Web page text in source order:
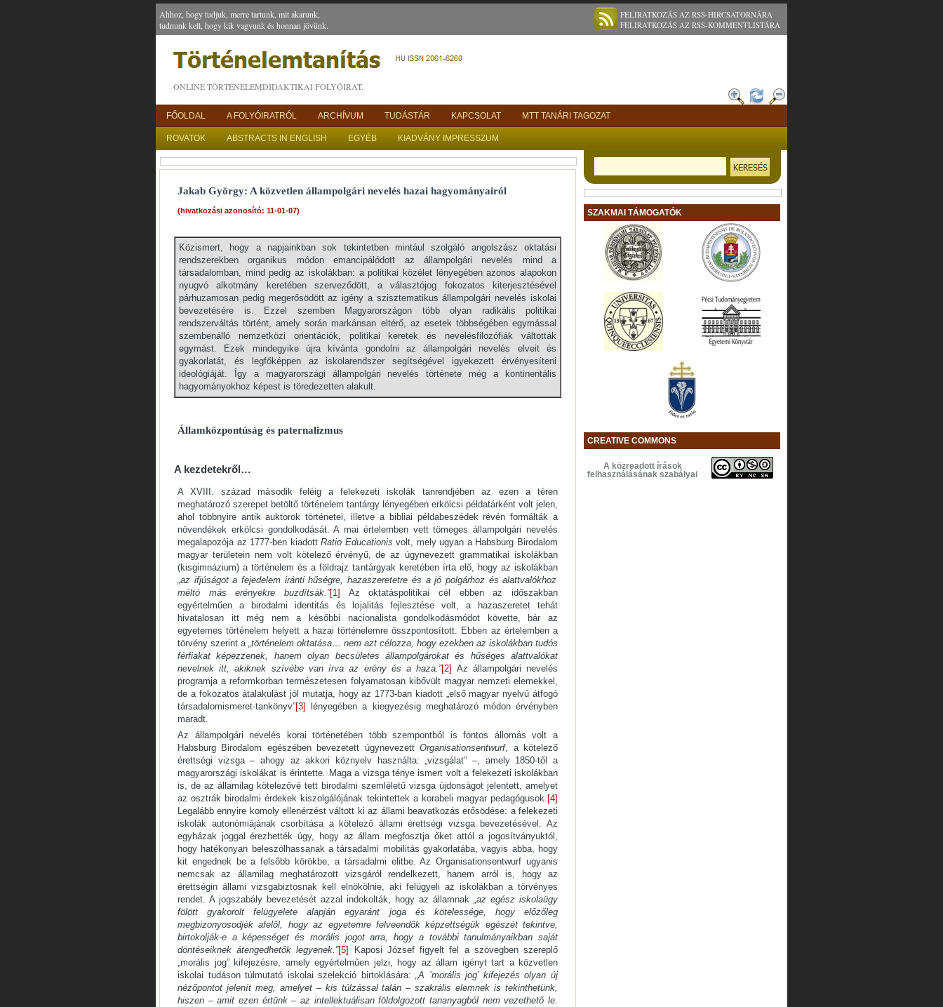
Ahhoz, hogy tudjuk, merre tartunk, mit akarunk,
tudnunk kell, hogy kik vagyunk és honnan jövünk.
FELIRATKOZÁS AZ RSS-HIRCSATORNÁRA
FELIRATKOZÁS AZ RSS-KOMMENTLISTÁRA
ONLINE TÖRTÉNELEMDIDAKTIKAI FOLYÓIRAT.
FŐOLDAL A FOLYÓIRATRÓL ARCHÍVUM TUDÁSTÁR KAPCSOLAT MTT TANÁRI TAGOZAT
ROVATOK ABSTRACTS IN ENGLISH EGYÉB KIADVÁNY IMPRESSZUM
Jakab György: A közvetlen állampolgári nevelés hazai hagyományairól
(hivatkozási azonosító: 11-01-07)
Közismert, hogy a napjainkban sok tekintetben mintául szolgáló angolszász oktatási
rendszerekben organikus módon emancipálódott az állampolgári nevelés mind a
társadalomban, mind pedig az iskolákban: a politikai közélet lényegében azonos alapokon
nyugvó alkotmány keretében szerveződött, a választójog fokozatos kiterjesztésével
párhuzamosan pedig megerősödött az igény a szisztematikus állampolgári nevelés iskolai
bevezetésére is. Ezzel szemben Magyarországon több olyan radikális politikai
rendszerváltás történt, amely során markánsan eltérő, az esetek többségében egymással
szembenálló nemzetközi orientációk, politikai keretek és nevelésfilozófiák váltották
egymást. Ezek mindegyike újra kívánta gondolni az állampolgári nevelés elveit és
gyakorlatát, és legfőképpen az iskolarendszer segítségével igyekezett érvényesíteni
ideológiáját. Így a magyarországi állampolgári nevelés története még a kontinentális
hagyományokhoz képest is töredezetten alakult.
Államközpontúság és paternalizmus
A kezdetekről…
A XVIII. század második feléig a felekezeti iskolák tanrendjében az ezen a téren
meghatározó szerepet betöltő történelem tantárgy lényegében erkölcsi példatárként volt jelen,
ahol többnyire antik auktorok történetei, illetve a bibliai példabeszédek révén formálták a
növendékek erkölcsi gondolkodását. A mai értelemben vett tömeges állampolgári nevelés
megalapozója az 1777-ben kiadottRatio Educationis volt, mely ugyan a Habsburg Birodalom
magyar területein nem volt kötelező érvényű, de az úgynevezett grammatikai iskolákban
(kisgimnázium) a történelem és a földrajz tantárgyak keretében írta elő, hogy az iskolákban
„az ifjúságot a fejedelem iránti hűségre, hazaszeretetre és a jó polgárhoz és alattvalókhoz
méltó más erényekre buzdítsák.”[1]
Az oktatáspolitikai cél ebben az időszakban
egyértelműen a birodalmi identitás és lojalitás fejlesztése volt, a hazaszeretet tehát
hivatalosan itt még nem a későbbi nacionalista gondolkodásmódot követte, bár az
egyetemes történelem helyett a hazai történelemre összpontosított. Ebben az értelemben a
törvény szerint a „történelem oktatása… nem azt célozza, hogy ezekben az iskolákban tudós
férfiakat képezzenek, hanem olyan becsületes állampolgárokat és hűséges alattvalókat
nevelnek itt, akiknek szívébe van írva az erény és a haza.”[2] Az állampolgári nevelés
programja a reformkorban természetesen folyamatosan kibővült magyar nemzeti elemekkel,
de a fokozatos átalakulást jól mutatja, hogy az 1773-ban kiadott „első magyar nyelvű átfogó
társadalomismeret-tankönyv”[3]
lényegében a kiegyezésig meghatározó módon érvényben
maradt.
Az állampolgári nevelés korai történetében több szempontból is fontos állomás volt a
Habsburg Birodalom egészében bevezetett úgynevezettOrganisationsentwurf, a kötelező
érettségi vizsga – ahogy az akkori köznyelv használta: „vizsgálat” –, amely 1850-től a
magyarországi iskolákat is érintette. Maga a vizsga ténye ismert volt a felekezeti iskolákban
is, de az államilag kötelezővé tett birodalmi szemléletű vizsga újdonságot jelentett, amelyet
az osztrák birodalmi érdekek kiszolgálójának tekintettek a korabeli magyar pedagógusok. [4]
Legalább ennyire komoly ellenérzést váltott ki az állami beavatkozás erősödése: a felekezeti
iskolák autonómiájának csorbítása a kötelező állami érettségi vizsga bevezetésével. Az
egyházak joggal érezhették úgy, hogy az állam megfosztja őket attól a jogosítványuktól,
hogy hatékonyan beleszólhassanak a társadalmi mobilitás gyakorlatába, vagyis abba, hogy
kit engednek be a felsőbb körökbe, a társadalmi elitbe. Az Organisationsentwurf ugyanis
nemcsak az államilag meghatározott vizsgáról rendelkezett, hanem arról is, hogy az
érettségin állami vizsgabiztosnak kell elnökölnie, aki felügyeli az iskolákban a törvényes
rendet. A jogszabály bevezetését azzal indokolták, hogy az államnak „az egész iskolaügy
fölött gyakorolt felügyelete alapján egyaránt joga és kötelessége, hogy előzőleg
megbizonyosodjék afelől, hogy az egyetemre felveendők képzettségük egészét tekintve,
birtokolják-e a képességet és morális jogot arra, hogy a további tanulmányaikban saját
döntéseiknek átengedhetők legyenek.”[5]
Kaposi József figyelt fel a szövegben szereplő
„morális jog” kifejezésre, amely egyértelműen jelzi, hogy az állam igényt tart a közvetlen
iskolai tudáson túlmutató iskolai szelekció birtoklására:„A ’morális jog’ kifejezés olyan új
nézőpontot jelenít meg, amelyet – kis túlzással talán – szakrális elemnek is tekinthetünk,
hiszen – amit ezen értünk – az intellektuálisan földolgozott tananyagból nem vezethető le.
SZAKMAI TÁMOGATÓK
CREATIVE COMMONS
A közreadott írások
felhasználásának szabályai